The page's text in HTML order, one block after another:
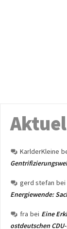
KarlderKleine
gerd stefan bei
Energiewende:
fra bei Eine
ostdeutschen